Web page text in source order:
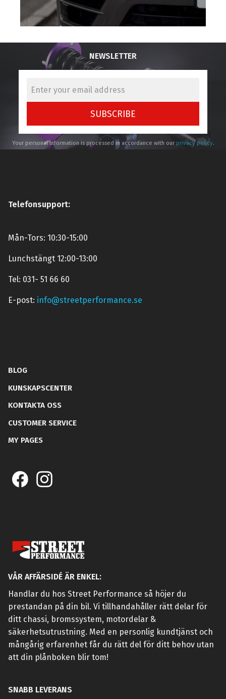
NEWSLETTER
SUBSCRIBE
Your personal information is processed in accordance with our privacy policy.
Telefonsupport:
Mån-Tors: 10:30-15:00
Lunchstängt 12:00-13:00
Tel: 031- 51 66 60
E-post: info@streetperformance.se
BLOG
KUNSKAPSCENTER
KONTAKTA OSS
CUSTOMER SERVICE
MY PAGES
VÅR AFFÄRSIDÉ ÄR ENKEL:
Handlar du hos Street Performance så höjer du
prestandan på din bil. Vi tillhandahåller rätt delar för
ditt chassi, bromssystem, motordelar &
säkerhetsutrustning. Med en personlig kundtjänst och
mångårig erfarenhet får du rätt del för ditt behov utan
att din plånboken blir tom!
SNABB LEVERANS